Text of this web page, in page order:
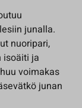
junalla.
nuoripari,
isoäiti ja
voimakas
junan